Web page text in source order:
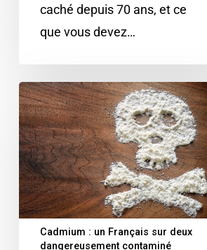
caché depuis 70 ans, et ce
que vous devez…
Cadmium : un Français sur deux
dangereusement contaminé